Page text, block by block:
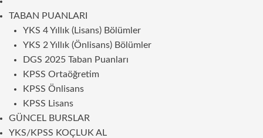
TABAN PUANLARI
YKS 4 Yıllık (Lisans) Bölümler
YKS 2 Yıllık (Önlisans) Bölümler
DGS 2025 Taban Puanları
KPSS Ortaöğretim
KPSS Önlisans
KPSS Lisans
GÜNCEL BURSLAR
YKS/KPSS KOÇLUK AL